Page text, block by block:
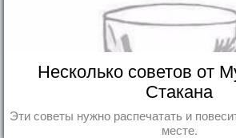
Несколько советов от
Стакана
Эти советы нужно распечатать и
месте.